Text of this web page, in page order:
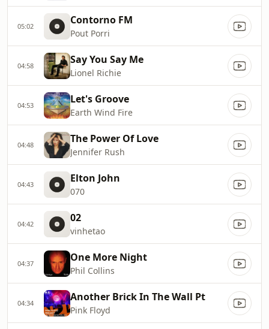
05:02 Contorno FM
Pout Porri
04:58 Say You Say Me
Lionel Richie
04:53 Let's Groove
Earth Wind Fire
04:48 The Power Of Love
Jennifer Rush
04:43 Elton John
070
04:42 02
vinhetao
04:37 One More Night
Phil Collins
04:34 Another Brick In The Wall Pt
Pink Floyd